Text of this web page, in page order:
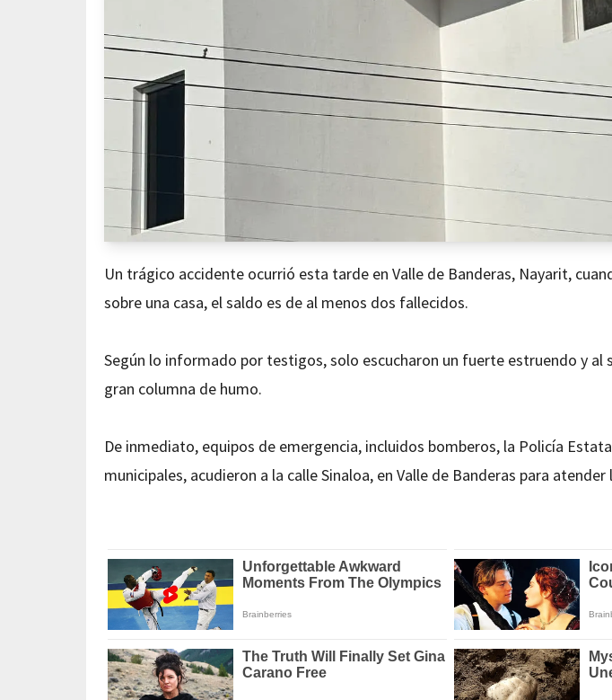
Un trágico accidente ocurrió esta tarde en Valle de Banderas, Nayarit,
sobre una casa, el saldo es de al menos dos fallecidos.
Según lo informado por testigos, solo escucharon un fuerte estruendo y al
gran columna de humo.
De inmediato, equipos de emergencia, incluidos bomberos, la Policía
municipales, acudieron a la calle Sinaloa, en Valle de Banderas para atender